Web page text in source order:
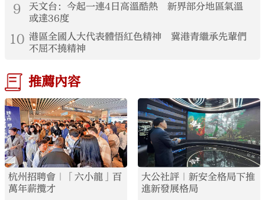
9
天文台：今起一連4日高溫酷熱 新界部分地區氣溫
或達36度
10 港區全國人大代表體悟紅色精神 冀港青繼承先輩們
不屈不撓精神
推薦內容
杭州招聘會｜「六小龍」百
萬年薪攬才
大公社評｜新安全格局下推
進新發展格局